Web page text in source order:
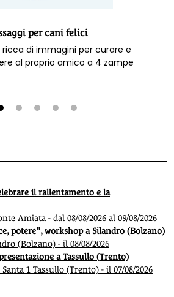
per cani felici
di immagini per curare e
offrire benessere al proprio amico a 4 zampe
il rallentamento e la
Amiata - dal 08/08/2026 al 09/08/2026
potere", workshop a Silandro (Bolzano)
(Bolzano) - il 08/08/2026
a Tassullo (Trento)
1 Tassullo (Trento) - il 07/08/2026